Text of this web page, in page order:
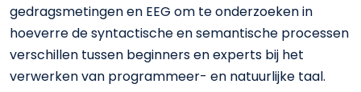
gedragsmetingen en EEG om te onderzoeken in
hoeverre de syntactische en semantische processen
verschillen tussen beginners en experts bij het
verwerken van programmeer- en natuurlijke taal.